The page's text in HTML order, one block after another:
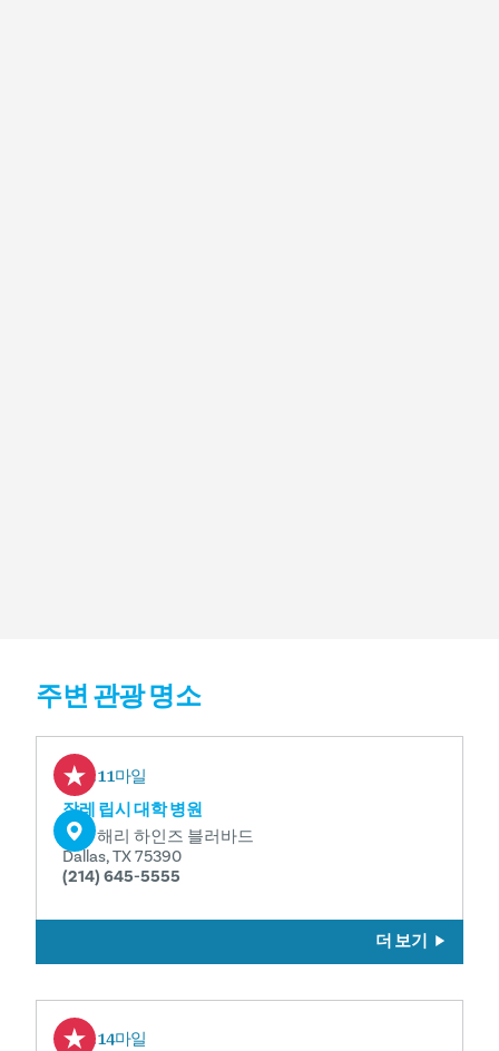
주변 관광 명소
0.11마일
잘레 립시 대학 병원
5151 해리 하인즈 블러바드
Dallas, TX 75390
(214) 645-5555
더 보기
0.14마일